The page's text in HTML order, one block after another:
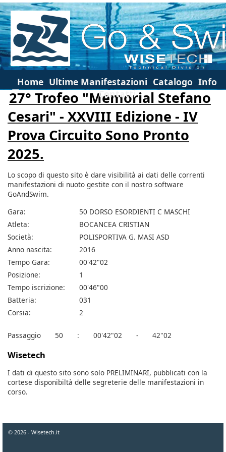
Home Ultime Manifestazioni Catalogo Info
Contatti
27° Trofeo "Memorial Stefano
Cesari" - XXVIII Edizione - IV
Prova Circuito Sono Pronto
2025.
Lo scopo di questo sito è dare visibilità ai dati delle correnti
manifestazioni di nuoto gestite con il nostro software
GoAndSwim.
Gara:
50 DORSO ESORDIENTI C MASCHI
Atleta:
BOCANCEA CRISTIAN
Società:
POLISPORTIVA G. MASI ASD
Anno nascita:
2016
Tempo Gara:
00'42"02
Posizione:
1
Tempo iscrizione:
00'46"00
Batteria:
031
Corsia:
2
Passaggio 50 : 00'42"02 - 42"02
Wisetech
I dati di questo sito sono solo PRELIMINARI, pubblicati con la
cortese disponibiltà delle segreterie delle manifestazioni in
corso.
© 2026 - Wisetech.it